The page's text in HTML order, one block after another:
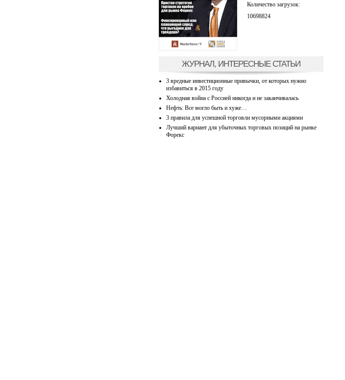
Количество загрузок:
10698824
ЖУРНАЛ, ИНТЕРЕСНЫЕ СТАТЬИ
3 вредные инвестиционные привычки, от которых нужно
избавиться в 2015 году
Холодная война с Россией никогда и не заканчивалась
Нефть: Все могло быть и хуже…
3 правила для успешной торговли мусорными акциями
Лучший вариант для убыточных торговых позиций на рынке
Форекс